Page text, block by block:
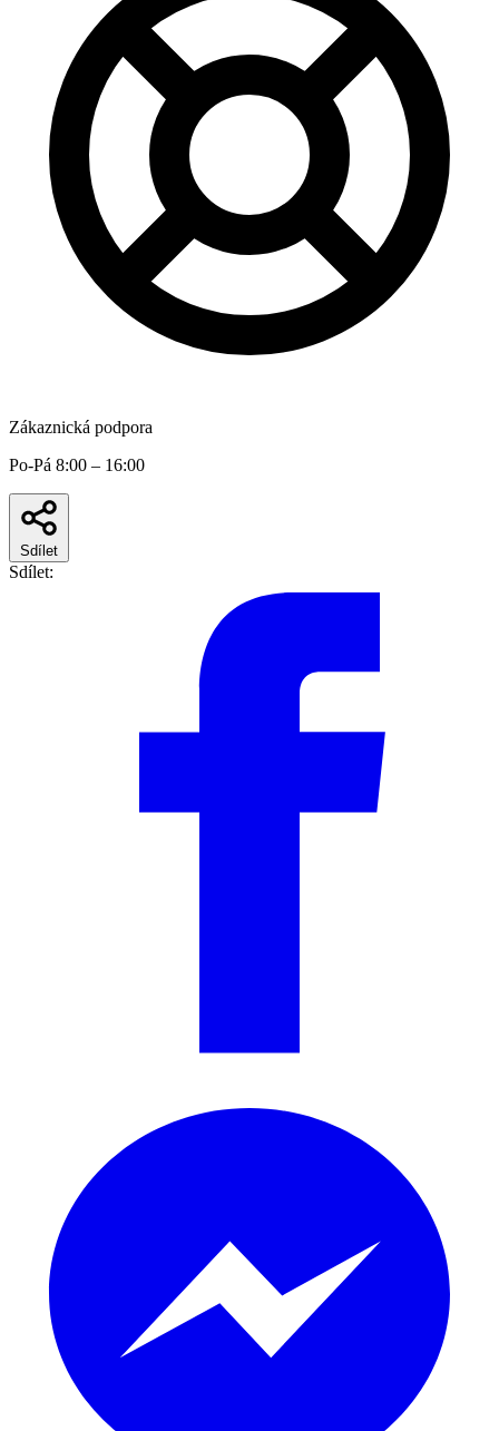
Zákaznická podpora
Po-Pá 8:00 – 16:00
Sdílet
Sdílet: